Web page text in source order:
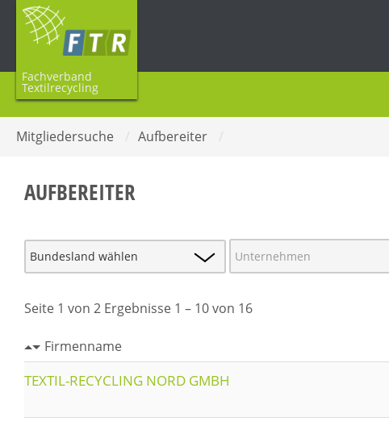
Fachverband
Textilrecycling
Mitgliedersuche / Aufbereiter /
AUFBEREITER
Seite 1 von 2 Ergebnisse 1 – 10 von 16
Firmenname
TEXTIL-RECYCLING NORD GMBH